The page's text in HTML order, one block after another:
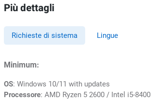
Più dettagli
Richieste di sistema Lingue
Minimum:
OS: Windows 10/11 with updates
Processore: AMD Ryzen 5 2600 / Intel i5-8400